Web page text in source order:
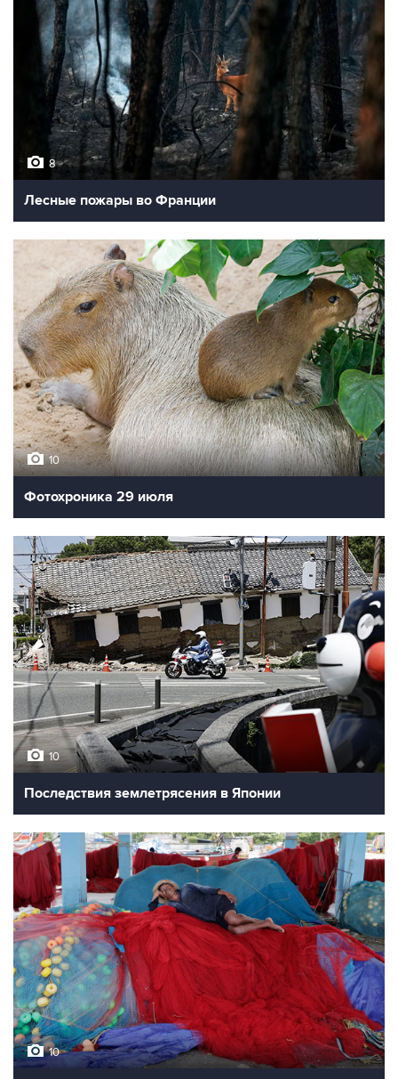
8
Лесные пожары во Франции
10
Фотохроника 29 июля
10
Последствия землетрясения в Японии
10